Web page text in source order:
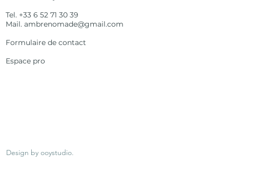
Tel. +33 6 52 71 30 39
Mail. ambrenomade@gmail.com
Formulaire de contact
Espace pro
Design by ooystudio.